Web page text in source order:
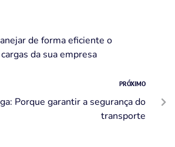
de forma eficiente o
da sua empresa
PRÓXIMO
Porque garantir a segurança do
transporte